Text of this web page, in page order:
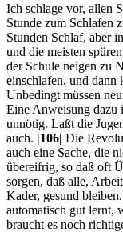
Ich schlage vor, allen
Stunde zum Schlafen
Stunden Schlaf, aber
und die meisten
der Schule neigen zu
einschlafen, und dann
Unbedingt müssen
Eine Anweisung dazu
unnötig. Laßt die
auch. |106| Die
auch eine Sache, die
übereifrig, so daß oft
sorgen, daß alle,
Kader, gesund
automatisch gut lernt,
braucht es noch